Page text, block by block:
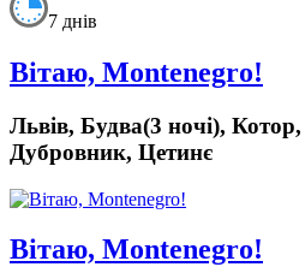
7 днів
Вітаю, Montenegro!
Львів, Будва(3 ночі),
Дубровник, Цетинє
Вітаю, Montenegro!